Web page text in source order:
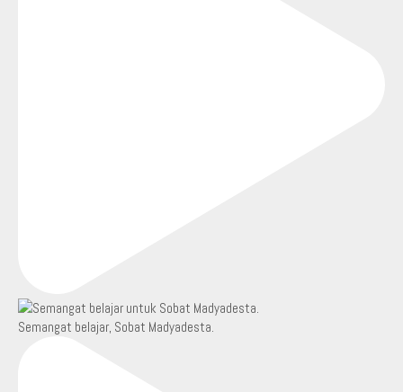
Semangat belajar, Sobat Madyadesta.